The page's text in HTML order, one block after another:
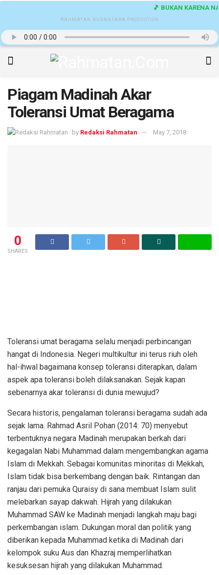
🎵 BUKAN KARENA
RAHMATAN NUSANTARA PRODUCTION
Piagam Madinah Akar
Toleransi Umat Beragama
by Redaksi Rahmatan May 7, 2018
0
SHARES
Toleransi umat beragama selalu menjadi perbincangan
hangat di Indonesia. Negeri multikultur ini terus riuh oleh
hal-ihwal bagaimana konsep toleransi diterapkan, dalam
aspek apa toleransi boleh dilaksanakan. Sejak kapan
sebenarnya akar toleransi di dunia mewujud?
Secara historis, pengalaman toleransi beragama sudah ada
sejak lama. Rahmad Asril Pohan (2014: 70) menyebut
terbentuknya negara Madinah merupakan berkah dari
kegagalan Nabi Muhammad dalam mengembangkan agama
Islam di Mekkah. Sebagai komunitas minoritas di Mekkah,
Islam tidak bisa berkembang dengan baik. Rintangan dan
ranjau dari pemuka Quraisy di sana membuat Islam sulit
melebarkan sayap dakwah. Hijrah yang dilakukan
Muhammad SAW ke Madinah menjadi langkah maju bagi
perkembangan islam. Dukungan moral dan politik yang
diberikan kepada Muhammad ketika di Madinah dari
kelompok suku Aus dan Khazraj memperlihatkan
kesuksesan hijrah yang dilakukan Muhammad.